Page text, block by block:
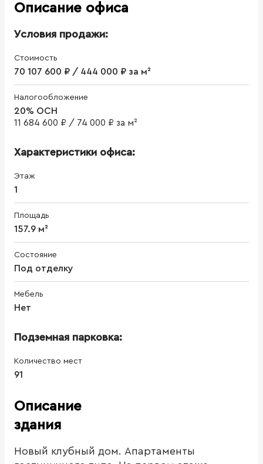
Описание офиса
Условия продажи:
Стоимость
70 107 600 ₽ / 444 000 ₽ за м²
Налогообложение
20% ОСН
11 684 600 ₽ / 74 000 ₽ за м²
Характеристики офиса:
Этаж
1
Площадь
157.9 м²
Состояние
Под отделку
Мебель
Нет
Подземная парковка:
Количество мест
91
Описание
здания
Новый клубный дом. Апартаменты